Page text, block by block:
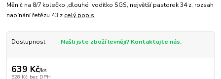
Měnič na 8/7 kolečko ,dlouhé vodítko SGS, největší pastorek 34 z, rozsah
napínání řetězu 43 z celý popis
Dostupnost Našli jste zboží levněji? Kontaktujte nás.
639 Kč/ks
528 Kč bez DPH